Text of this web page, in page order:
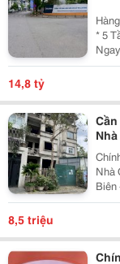
* 5
14,8 tỷ
Bàn
Nhà
Biên
Tại
8,5 triệu